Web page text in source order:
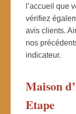
l’accueil que
vérifiez
avis clients.
nos
indicateur.
Maison
Etape